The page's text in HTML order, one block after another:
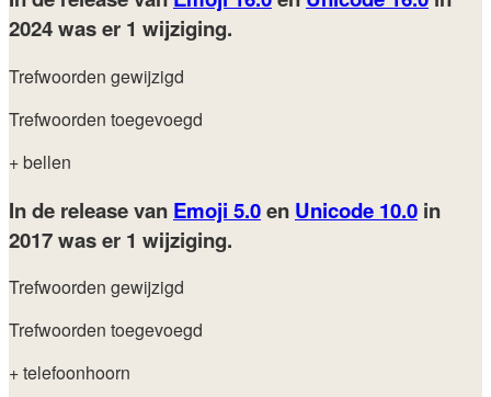
2024was er 1 wijziging.
Trefwoorden gewijzigd
Trefwoorden toegevoegd
+ bellen
In de release van Emoji 5.0en Unicode 10.0 in
2017was er 1 wijziging.
Trefwoorden gewijzigd
Trefwoorden toegevoegd
+ telefoonhoorn